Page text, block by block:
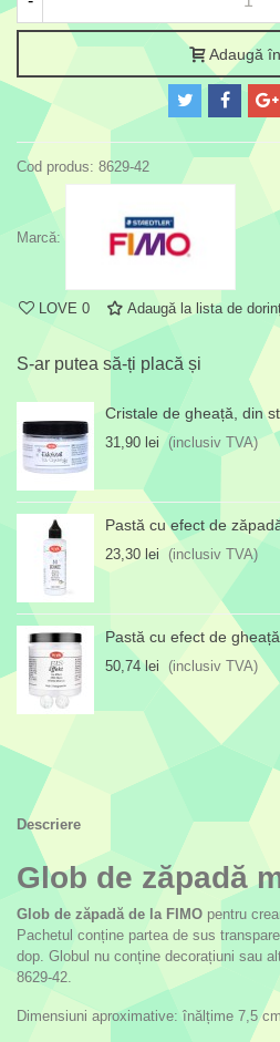
Adaugă
Cod produs: 8629-42
Marcă:
LOVE 0 Adaugă la lista de
S-ar putea să-ți placă și
Cristale de gheață, din
31,90 lei (inclusiv TVA)
Pastă cu efect de
23,30 lei (inclusiv TVA)
Pastă cu efect de
50,74 lei (inclusiv TVA)
Descriere
Glob de zăpadă
Glob de zăpadă de la FIMO pentru
Pachetul conține partea de sus
dop. Globul nu conține decorațiuni sau
8629-42.
Dimensiuni aproximative: înălțime 7,5